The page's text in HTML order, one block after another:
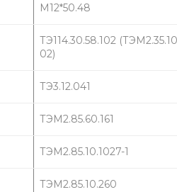
М12*50.48
ТЭ114.30.58.102
02)
ТЭ3.12.041
ТЭМ2.85.60.161
ТЭМ2.85.10.1027-1
ТЭМ2.85.10.260